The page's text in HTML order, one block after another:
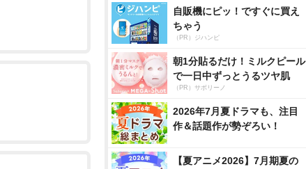
自販機にピッ！ですぐに買え
ちゃう
（PR）ジハンピ
朝1分貼るだけ！ミルクピール
で一日中ずっとうるツヤ肌
（PR）サボリーノ
2026年7月夏ドラマも、注目
作＆話題作が勢ぞろい！
【夏アニメ2026】7月期夏の